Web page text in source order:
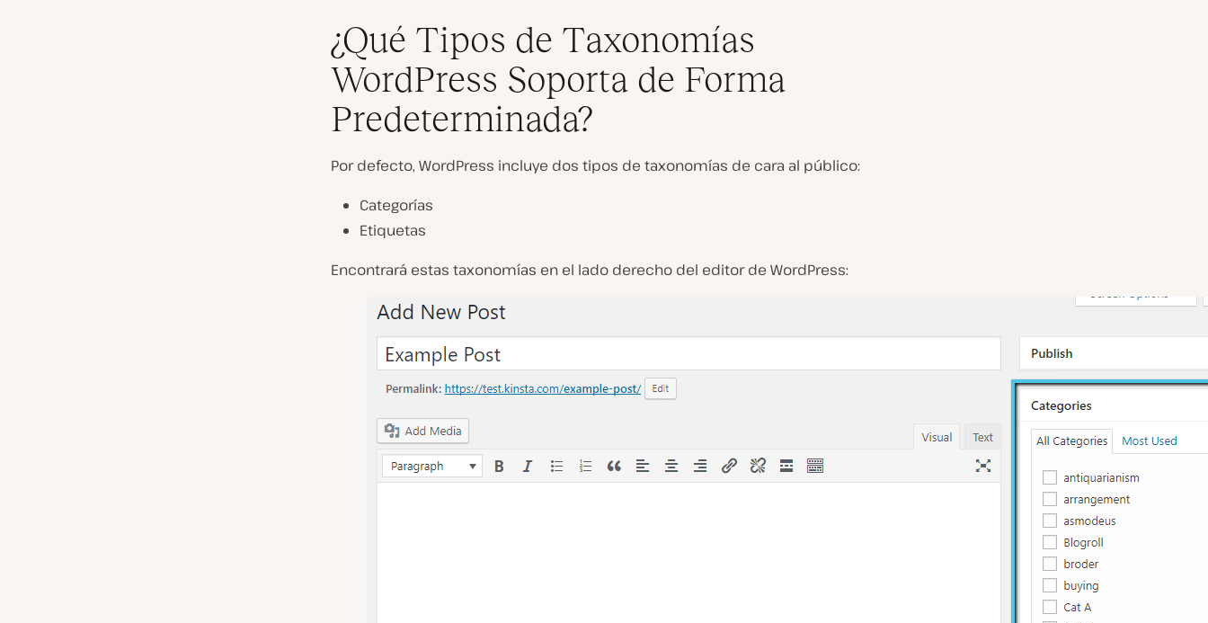
¿Qué Tipos de Taxonomías
WordPress Soporta de Forma
Predeterminada?
Por defecto, WordPress incluye dos tipos de taxonomías de cara al público:
Categorías
Etiquetas
Encontrará estas taxonomías en el lado derecho del editor de WordPress: